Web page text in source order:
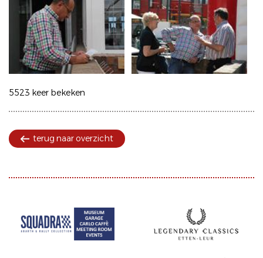
5523 keer bekeken
terug naar overzicht